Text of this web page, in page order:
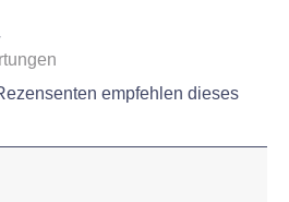
empfehlen dieses